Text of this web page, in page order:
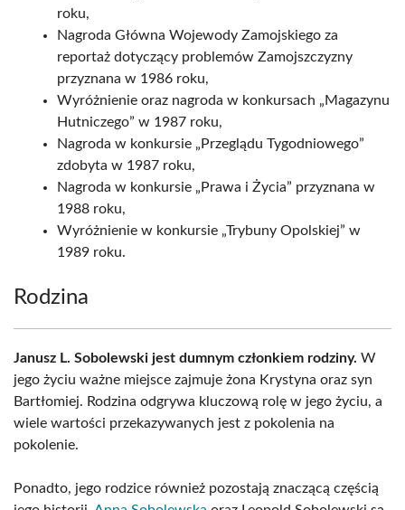
roku,
Nagroda Główna Wojewody Zamojskiego za
reportaż dotyczący problemów Zamojszczyzny
przyznana w 1986 roku,
Wyróżnienie oraz nagroda w konkursach „Magazynu
Hutniczego” w 1987 roku,
Nagroda w konkursie „Przeglądu Tygodniowego”
zdobyta w 1987 roku,
Nagroda w konkursie „Prawa i Życia” przyznana w
1988 roku,
Wyróżnienie w konkursie „Trybuny Opolskiej” w
1989 roku.
Rodzina
Janusz L. Sobolewski jest dumnym członkiem rodziny. W
jego życiu ważne miejsce zajmuje żona Krystyna oraz syn
Bartłomiej. Rodzina odgrywa kluczową rolę w jego życiu, a
wiele wartości przekazywanych jest z pokolenia na
pokolenie.
Ponadto, jego rodzice również pozostają znaczącą częścią